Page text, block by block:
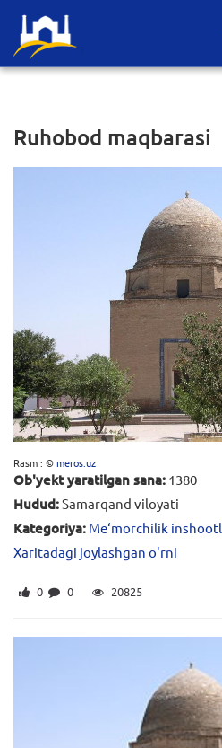
Ruhobod maqbarasi
Rasm : ©meros.uz
Ob'yekt yaratilgan sana: 1380
Hudud:Samarqand viloyati
Kategoriya: Me‘morchilik
Xaritadagi joylashgan o'rni
0 0 20825